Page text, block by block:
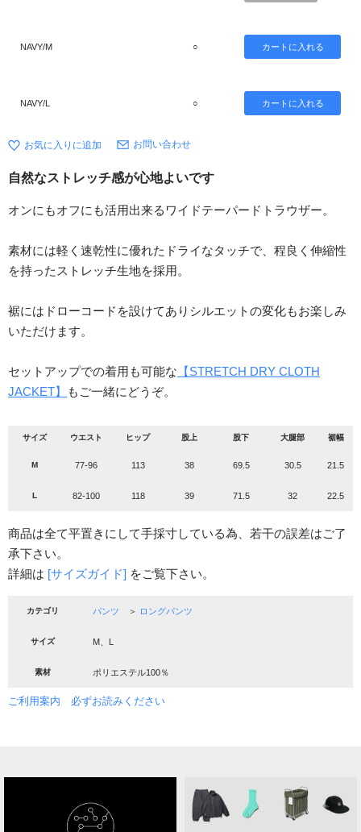
NAVY/M ○
NAVY/L ○
お問い合わせ
自然なストレッチ感が心地よいです
オンにもオフにも活用出来るワイドテーパードトラウザー。
素材には軽く速乾性に優れたドライなタッチで、程良く伸縮性
を持ったストレッチ生地を採用。
裾にはドローコードを設けてありシルエットの変化もお楽しみ
いただけます。
セットアップでの着用も可能な 【STRETCH DRY CLOTH
JACKET】
もご一緒にどうぞ。
サイズ ウエスト ヒップ 股上 股下 大腿部 裾幅
M 77-96 113 38 69.5 30.5 21.5
L 82-100 118 39 71.5 32 22.5
商品は全て平置きにして手採寸している為、若干の誤差はご了
承下さい。
詳細は [サイズガイド] をご覧下さい。
カテゴリ パンツ ＞ ロングパンツ
サイズ M、L
素材 ポリエステル100％
ご利用案内 必ずお読みください